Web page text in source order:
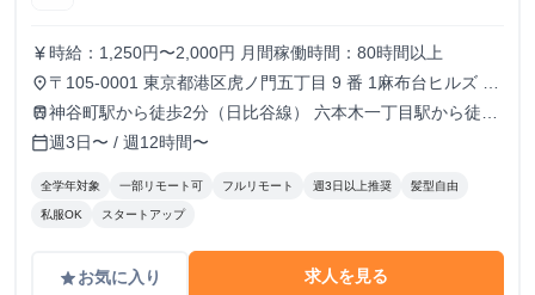
currency_yen 時給：1,250円〜2,000円 月間稼働時間：80時間以上
place 〒105-0001 東京都港区虎ノ門五丁目 9 番 1麻布台ヒルズ ガ
ーデンプラザB 5階 TOKYO VENTURE CAPlTAL HUB内（フ
ルリモートも可）
train神谷町駅から徒歩2分（日比谷線） 六本木一丁目駅から徒歩
10分（南北線）
calendar_today週3日〜 / 週12時間〜
全学年対象 一部リモート可 フルリモート 週3日以上推奨 髪型自由
私服OK スタートアップ
gradeお気に入り 求人を見る